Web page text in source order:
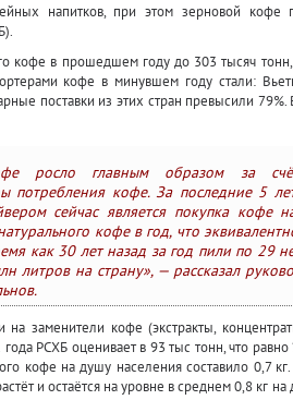
напитков, при этом зерновой кофе
кофе в прошедшем году до 303 тысяч тонн,
кофе в минувшем году стали:
поставки из этих стран превысили
росло главным образом за
потребления кофе. За последние 5
сейчас является покупка кофе
кофе в год, что
как 30 лет назад за год пили по 29
литров на страну», — рассказал
заменители кофе (экстракты,
РСХБ оценивает в 93 тыс тонн, что
кофе на душу населения составило 0,7
и остаётся на уровне в среднем 0,8 кг